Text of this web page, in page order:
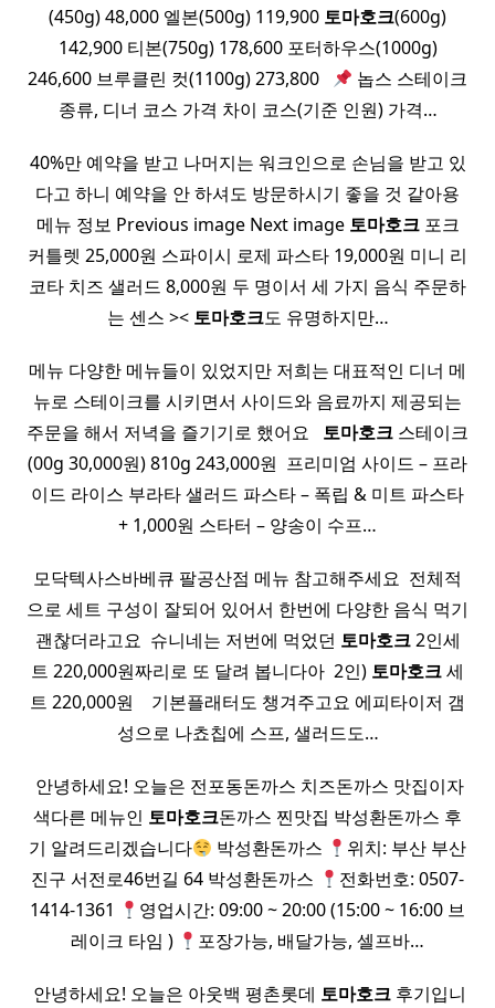
(450g) 48,000 엘본(500g) 119,900 토마호크(600g)
142,900 티본(750g) 178,600 포터하우스(1000g)
246,600 브루클린 컷(1100g) 273,800 ​ ​
놉스 스테이크
종류, 디너 코스 가격 차이 코스(기준 인원) 가격…
40%만 예약을 받고 나머지는 워크인으로 손님을 받고 있
다고 하니 예약을 안 하셔도 방문하시기 좋을 것 같아용
메뉴 정보 Previous image Next image 토마호크포크
커틀렛 25,000원 스파이시 로제 파스타 19,000원 미니 리
코타 치즈 샐러드 8,000원 두 명이서 세 가지 음식 주문하
는 센스 >< 토마호크도 유명하지만…
메뉴 다양한 메뉴들이 있었지만 저희는 대표적인 디너 메
뉴로 스테이크를 시키면서 사이드와 음료까지 제공되는
주문을 해서 저녁을 즐기기로 했어요 ​ ​ 토마호크 스테이크
(00g 30,000원) 810g 243,000원 ​ 프리미엄 사이드 – 프라
이드 라이스 부라타 샐러드 파스타 – 폭립 & 미트 파스타
+ 1,000원 스타터 – 양송이 수프…
모닥텍사스바베큐 팔공산점 메뉴 참고해주세요 ​ 전체적
으로 세트 구성이 잘되어 있어서 한번에 다양한 음식 먹기
괜찮더라고요 ​ 슈니네는 저번에 먹었던 토마호크2인세
트 220,000원짜리로 또 달려 봅니다아 ​ 2인) 토마호크세
트 220,000원 ​ ​ ​ 기본플래터도 챙겨주고요 에피타이저 갬
성으로 나쵸칩에 스프, 샐러드도…
​ 안녕하세요! 오늘은 전포동돈까스 치즈돈까스 맛집이자
색다른 메뉴인 토마호크돈까스 찐맛집 박성환돈까스 후
기 알려드리겠습니다
박성환돈까스
위치: 부산 부산
진구 서전로46번길 64 박성환돈까스
전화번호: 0507-
1414-1361
영업시간: 09:00 ~ 20:00 (15:00 ~ 16:00 브
레이크 타임 )
포장가능, 배달가능, 셀프바…
​ 안녕하세요! 오늘은 아웃백 평촌롯데 토마호크 후기입니